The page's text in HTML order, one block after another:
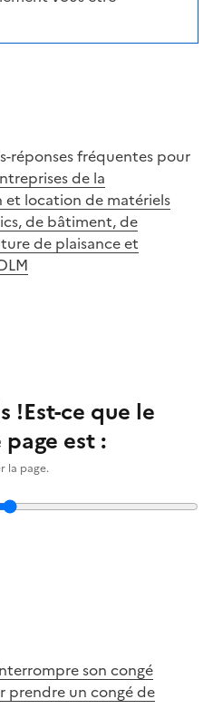
réponses fréquentes pour
de la
location de matériels
de bâtiment, de
de plaisance et
!Est-ce que le
est :
la page.
de cette page
son congé
prendre un congé de